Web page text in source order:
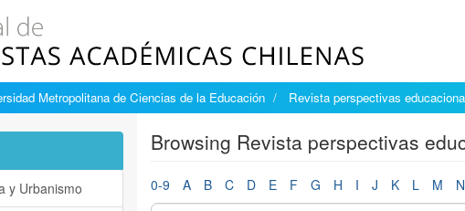
Metropolitana de Ciencias de la Educación Revista perspectivas
Browsing Revista perspectivas
0-9 A B C D E F G H I J K L M N
y Urbanismo